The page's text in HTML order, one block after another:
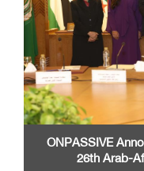
ONPASSIVE
26th Arab-